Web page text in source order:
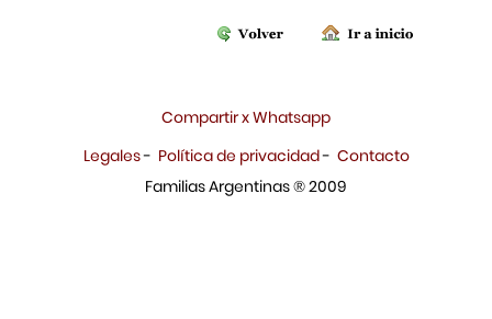
Compartir x Whatsapp
Legales- Política de privacidad- Contacto
Familias Argentinas ® 2009